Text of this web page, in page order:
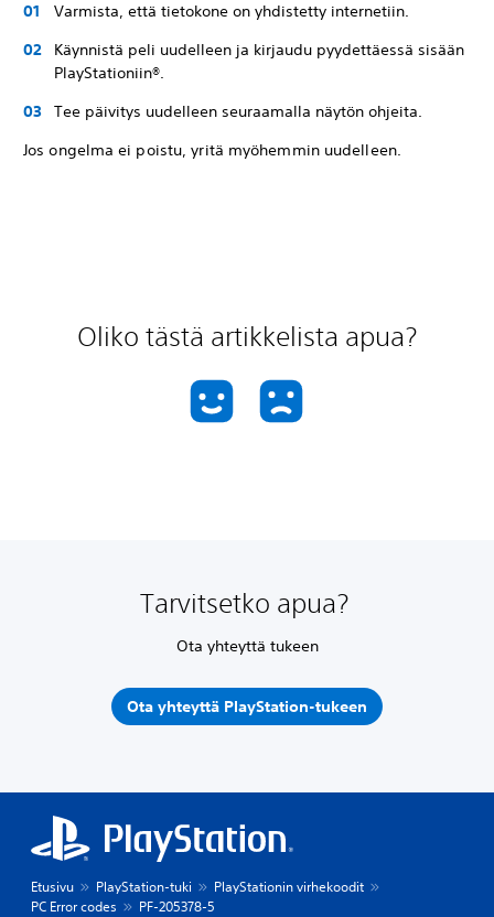
Varmista, että tietokone on yhdistetty internetiin.
Käynnistä peli uudelleen ja kirjaudu pyydettäessä sisään
PlayStationiin®.
Tee päivitys uudelleen seuraamalla näytön ohjeita.
Jos ongelma ei poistu, yritä myöhemmin uudelleen.
Oliko tästä artikkelista apua?
Tarvitsetko apua?
Ota yhteyttä tukeen
Ota yhteyttä PlayStation-tukeen
Etusivu PlayStation-tuki
PlayStationin virhekoodit
PC Error codes
PF-205378-5